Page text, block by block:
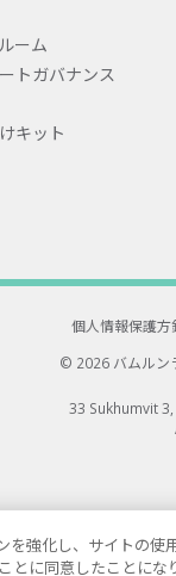
ーム
トガバナンス
キット
個人情報保護方
© 2026 バムルン
33 Sukhumvit
を強化し、サイトの使
に同意したことにな